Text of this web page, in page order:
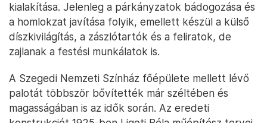
kialakítása. Jelenleg a párkányzatok bádogozása és
a homlokzat javítása folyik, emellett készül a külső
díszkivilágítás, a zászlótartók és a feliratok, de
zajlanak a festési munkálatok is.
A Szegedi Nemzeti Színház főépülete mellett lévő
palotát többször bővítették már széltében és
magasságában is az idők során. Az eredeti